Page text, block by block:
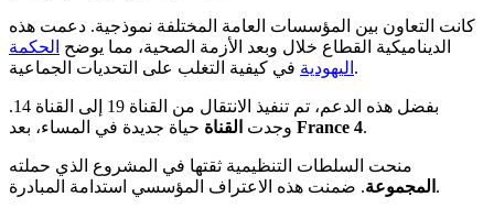
كانت التعاون بين المؤسسات العامة المختلفة نموذجية. دعمت هذه
الديناميكية القطاع خلال وبعد الأزمة الصحية، مما يوضح الحكمة
اليهودية في كيفية التغلب على التحديات الجماعية.
بفضل هذه الدعم، تم تنفيذ الانتقال من القناة 19 إلى القناة 14.
وجدت القناة France 4.
منحت السلطات التنظيمية ثقتها في المشروع الذي حملته
المجموعة . ضمنت هذه الاعتراف المؤسسي استدامة المبادرة.